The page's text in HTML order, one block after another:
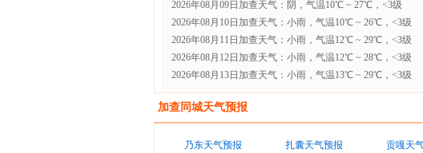
2026年08月09日加查天气：阴，气温10℃ ~ 27℃，<3级
2026年08月10日加查天气：小雨，气温10℃ ~ 26℃，<3级
2026年08月11日加查天气：小雨，气温12℃ ~ 29℃，<3级
2026年08月12日加查天气：小雨，气温12℃ ~ 28℃，<3级
2026年08月13日加查天气：小雨，气温13℃ ~ 29℃，<3级
加查同城天气预报
乃东天气预报 扎囊天气预报 贡嘎天